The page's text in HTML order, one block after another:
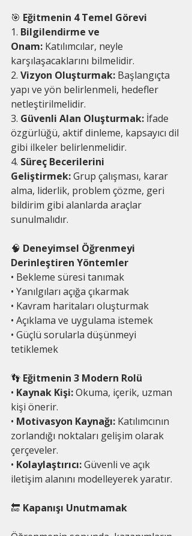
🎯 Eğitmenin 4 Temel Görevi
1. Bilgilendirme ve
Onam: Katılımcılar, neyle
karşılaşacaklarını bilmelidir.
2. Vizyon Oluşturmak: Başlangıçta
yapı ve yön belirlenmeli, hedefler
netleştirilmelidir.
3. Güvenli Alan Oluşturmak: İfade
özgürlüğü, aktif dinleme, kapsayıcı dil
gibi ilkeler belirlenmelidir.
4. Süreç Becerilerini
Geliştirmek: Grup çalışması, karar
alma, liderlik, problem çözme, geri
bildirim gibi alanlarda araçlar
sunulmalıdır.
🧠 Deneyimsel Öğrenmeyi
Derinleştiren Yöntemler
• Bekleme süresi tanımak
• Yanılgıları açığa çıkarmak
• Kavram haritaları oluşturmak
• Açıklama ve uygulama istemek
• Güçlü sorularla düşünmeyi
tetiklemek
👣 Eğitmenin 3 Modern Rolü
• Kaynak Kişi: Okuma, içerik, uzman
kişi önerir.
• Motivasyon Kaynağı: Katılımcının
zorlandığı noktaları gelişim olarak
çerçeveler.
• Kolaylaştırıcı: Güvenli ve açık
iletişim alanını modelleyerek yaratır.
🔚 Kapanışı Unutmamak